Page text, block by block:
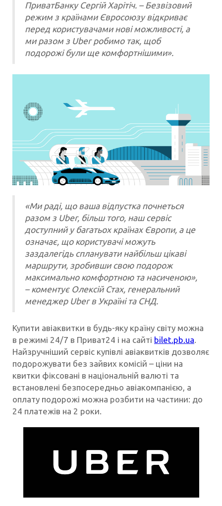
ПриватБанку Сергій Харітіч. – Безвізовий
режим з країнами Євросоюзу відкриває
перед користувачами нові можливості, а
ми разом з Uber робимо так, щоб
подорожі були ще комфортнішими».
«Ми раді, що ваша відпустка почнеться
разом з Uber, більш того, наш сервіс
доступний у багатьох країнах Європи, а це
означає, що користувачі можуть
заздалегідь спланувати найбільш цікаві
маршрути, зробивши свою подорож
максимально комфортною та насиченою»,
– коментує Олексій Стах, генеральний
менеджер Uber в Україні та СНД.
Купити авіаквитки в будь-яку країну світу можна
в режимі 24/7 в Приват24 і на сайті bilet.pb.ua
Найзручніший сервіс купівлі авіаквитків дозволяє
подорожувати без зайвих комісій – ціни на
квитки фіксовані в національній валюті та
встановлені безпосередньо авіакомпанією, а
оплату подорожі можна розбити на частини: до
24 платежів на 2 роки.